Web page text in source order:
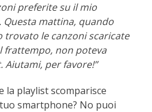
preferite su il mio
mattina, quando
trovato le canzoni scaricate
frattempo, non poteva
Aiutami, per favore!”
la playlist scomparisce
smartphone? No puoi